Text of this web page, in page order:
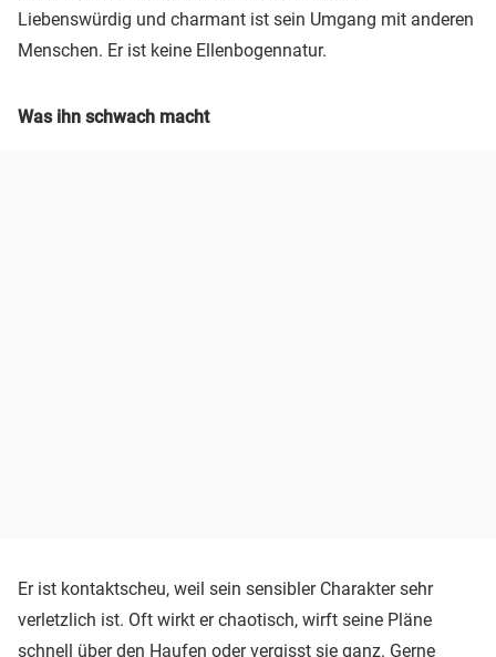
Liebenswürdig und charmant ist sein Umgang mit anderen
Menschen. Er ist keine Ellenbogennatur.
Was ihn schwach macht
Er ist kontaktscheu, weil sein sensibler Charakter sehr
verletzlich ist. Oft wirkt er chaotisch, wirft seine Pläne
schnell über den Haufen oder vergisst sie ganz. Gerne